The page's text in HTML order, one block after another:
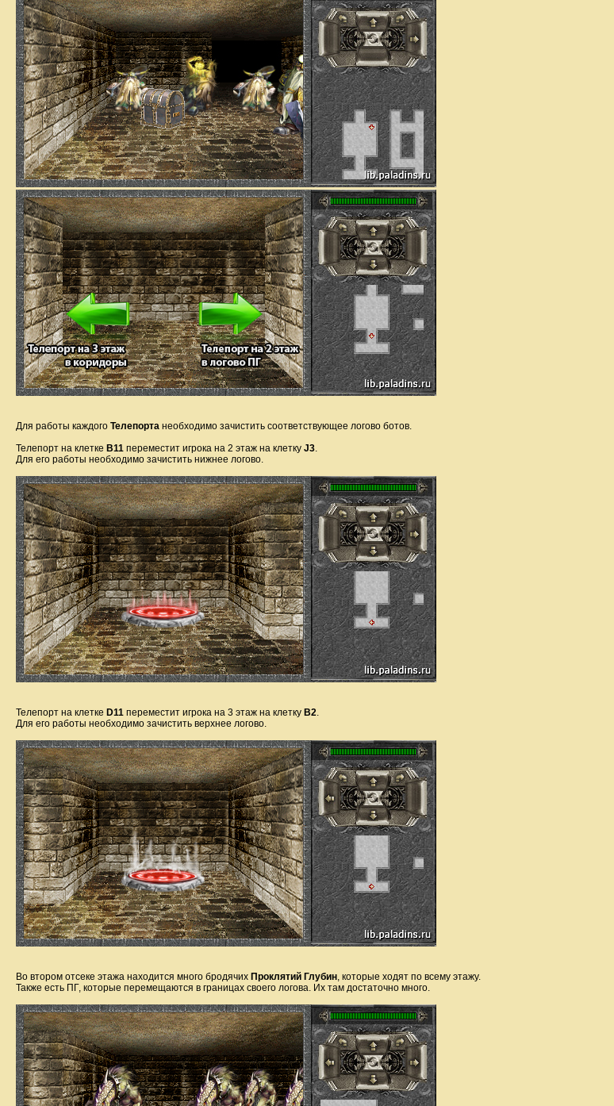
Для работы каждого Телепорта необходимо зачистить соответствующее логово ботов.
Телепорт на клетке B11 переместит игрока на 2 этаж на клетку J3
Для его работы необходимо зачистить нижнее логово.
Телепорт на клетке D11 переместит игрока на 3 этаж на клетку B2
Для его работы необходимо зачистить верхнее логово.
Во втором отсеке этажа находится много бродячих Проклятий Глубин , которые ходят по всему этажу.
Также есть ПГ, которые перемещаются в границах своего логова. Их там достаточно много.